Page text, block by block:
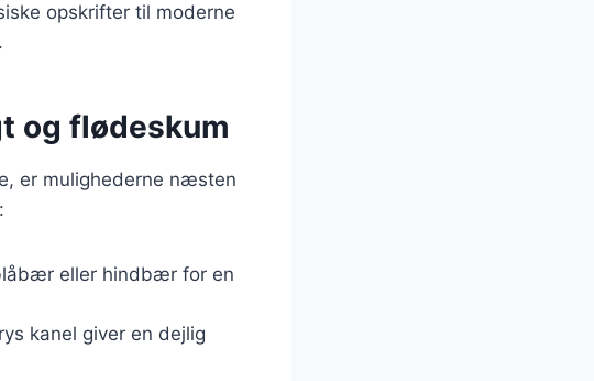
opskrifter til moderne
og flødeskum
er mulighederne næsten
eller hindbær for en
kanel giver en dejlig